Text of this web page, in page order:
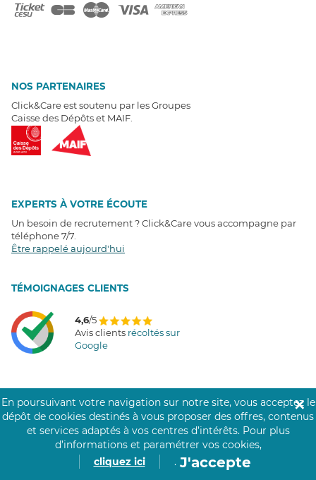
NOS PARTENAIRES
Click&Care est soutenu par les Groupes
Caisse des Dépôts et MAIF.
EXPERTS À VOTRE ÉCOUTE
Un besoin de recrutement ? Click&Care vous accompagne par
téléphone 7/7
Être rappelé aujourd'hui
TÉMOIGNAGES CLIENTS
4,6/5
Avis clients récoltés sur
Google
COMMUNAUTÉ CLICK&CARE
En poursuivant votre navigation sur notre site, vous acceptez le
dépôt de cookies destinés à vous proposer des offres, contenus
et services adaptés à vos centres d’intérêts. Pour plus
d’informations et paramétrer vos cookies,
cliquez ici
. J'accepte
✕